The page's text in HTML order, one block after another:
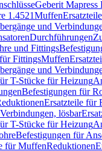
Geberit
1.4521Muffen
und
Durchführungen
und Fittings
FittingsMuffen
und
T-Stücke für Heizung
Befestigungen für
Ersatzteile für
lösbar
T-Stücke für Heizung
Befestigungen für
für MuffenReduktionen